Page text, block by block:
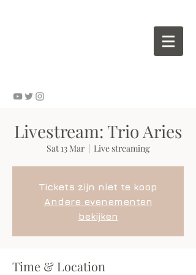
Livestream: Trio Aries
Sat 13 Mar
  |
Live streaming
Tickets zijn niet te koop
Andere evenementen
bekijken
Time & Location